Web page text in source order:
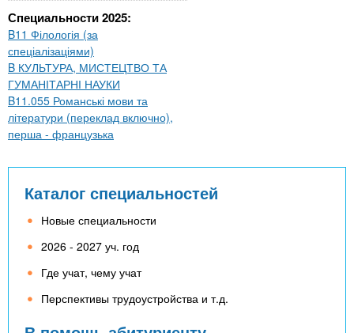
Специальности 2025:
B11 Філологія (за
спеціалізаціями)
B КУЛЬТУРА, МИСТЕЦТВО ТА
ГУМАНІТАРНІ НАУКИ
B11.055 Романські мови та
літератури (переклад включно),
перша - французька
Каталог специальностей
Новые специальности
2026 - 2027 уч. год
Где учат, чему учат
Перспективы трудоустройства и т.д.